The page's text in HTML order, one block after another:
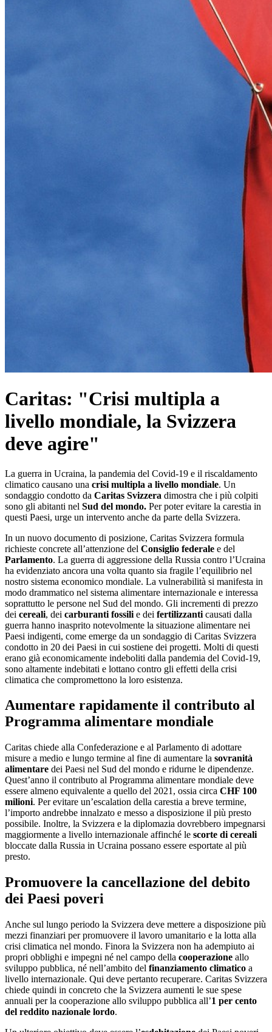
Caritas: "Crisi multipla a
livello mondiale, la Svizzera
deve agire"
La guerra in Ucraina, la pandemia del Covid-19 e il riscaldamento
climatico causano una crisi multipla a livello mondiale. Un
sondaggio condotto da Caritas Svizzera dimostra che i più colpiti
sono gli abitanti nel Sud del mondo. Per poter evitare la carestia in
questi Paesi, urge un intervento anche da parte della Svizzera.
In un nuovo documento di posizione, Caritas Svizzera formula
richieste concrete all’attenzione del Consiglio federale e del
Parlamento. La guerra di aggressione della Russia contro l’Ucraina
ha evidenziato ancora una volta quanto sia fragile l’equilibrio nel
nostro sistema economico mondiale. La vulnerabilità si manifesta in
modo drammatico nel sistema alimentare internazionale e interessa
soprattutto le persone nel Sud del mondo. Gli incrementi di prezzo
dei cereali, dei carburanti fossili e dei fertilizzanti causati dalla
guerra hanno inasprito notevolmente la situazione alimentare nei
Paesi indigenti, come emerge da un sondaggio di Caritas Svizzera
condotto in 20 dei Paesi in cui sostiene dei progetti. Molti di questi
erano già economicamente indeboliti dalla pandemia del Covid-19,
sono altamente indebitati e lottano contro gli effetti della crisi
climatica che compromettono la loro esistenza.
Aumentare rapidamente il contributo al
Programma alimentare mondiale
Caritas chiede alla Confederazione e al Parlamento di adottare
misure a medio e lungo termine al fine di aumentare la sovranità
alimentare dei Paesi nel Sud del mondo e ridurne le dipendenze.
Quest’anno il contributo al Programma alimentare mondiale deve
essere almeno equivalente a quello del 2021, ossia circa CHF 100
milioni. Per evitare un’escalation della carestia a breve termine,
l’importo andrebbe innalzato e messo a disposizione il più presto
possibile. Inoltre, la Svizzera e la diplomazia dovrebbero impegnarsi
maggiormente a livello internazionale affinché le scorte di cereali
bloccate dalla Russia in Ucraina possano essere esportate al più
presto.
Promuovere la cancellazione del debito
dei Paesi poveri
Anche sul lungo periodo la Svizzera deve mettere a disposizione più
mezzi finanziari per promuovere il lavoro umanitario e la lotta alla
crisi climatica nel mondo. Finora la Svizzera non ha adempiuto ai
propri obblighi e impegni né nel campo della cooperazione allo
sviluppo pubblica, né nell’ambito del finanziamento climatico a
livello internazionale. Qui deve pertanto recuperare. Caritas Svizzera
chiede quindi in concreto che la Svizzera aumenti le sue spese
annuali per la cooperazione allo sviluppo pubblica all’1 per cento
del reddito nazionale lordo.